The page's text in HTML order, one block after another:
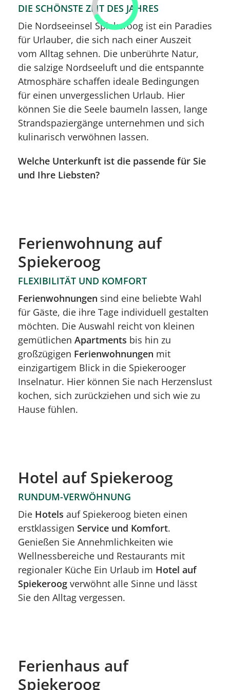
DIE SCHÖNSTE ZEIT DES JAHRES
Die Nordseeinsel Spiekeroog ist ein Paradies
für Urlauber, die sich nach einer Auszeit
vom Alltag sehnen. Die unberührte Natur,
die salzige Nordseeluft und die entspannte
Atmosphäre schaffen ideale Bedingungen
für einen unvergesslichen Urlaub. Hier
können Sie die Seele baumeln lassen, lange
Strandspaziergänge unternehmen und sich
kulinarisch verwöhnen lassen.
Welche Unterkunft ist die passende für Sie
und Ihre Liebsten?
Ferienwohnung auf
Spiekeroog
FLEXIBILITÄT UND KOMFORT
Ferienwohnungen sind eine beliebte Wahl
für Gäste, die ihre Tage individuell gestalten
möchten. Die Auswahl reicht von kleinen
gemütlichen Apartments bis hin zu
großzügigen Ferienwohnungen mit
einzigartigem Blick in die Spiekerooger
Inselnatur. Hier können Sie nach Herzenslust
kochen, sich zurückziehen und sich wie zu
Hause fühlen.
Hotel auf Spiekeroog
RUNDUM-VERWÖHNUNG
Die Hotels auf Spiekeroog bieten einen
erstklassigen Service und Komfort.
Genießen Sie Annehmlichkeiten wie
Wellnessbereiche und Restaurants mit
regionaler Küche Ein Urlaub im Hotel auf
Spiekeroog verwöhnt alle Sinne und lässt
Sie den Alltag vergessen.
Ferienhaus auf
Spiekeroog